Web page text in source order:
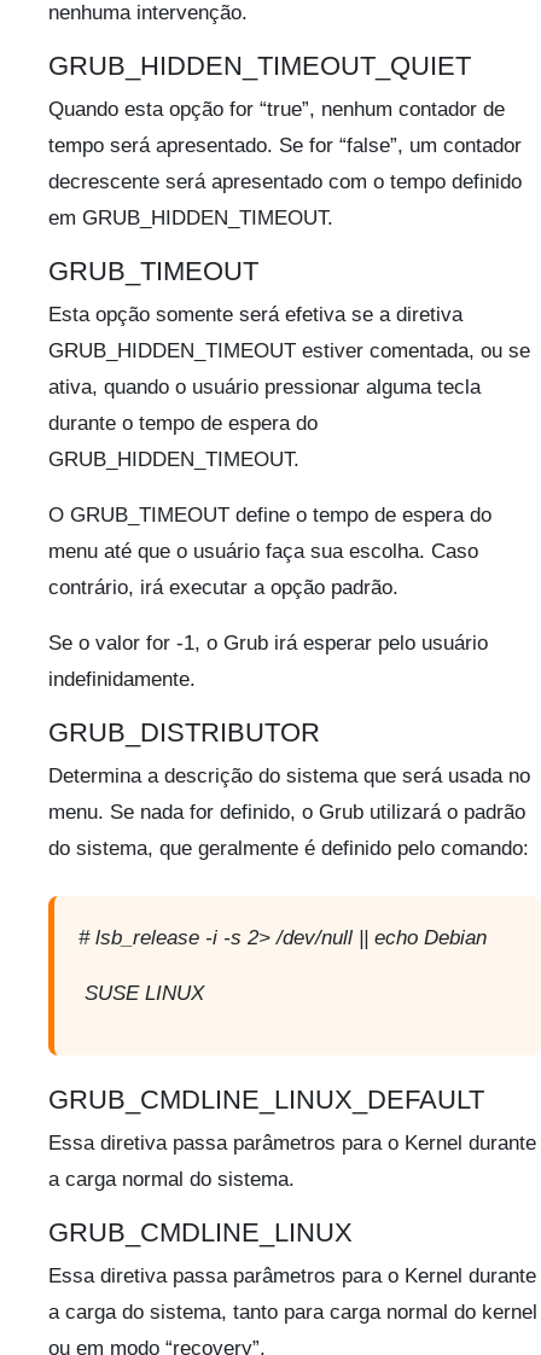
nenhuma intervenção.
GRUB_HIDDEN_TIMEOUT_QUIET
Quando esta opção for “true”, nenhum contador de
tempo será apresentado. Se for “false”, um contador
decrescente será apresentado com o tempo definido
em GRUB_HIDDEN_TIMEOUT.
GRUB_TIMEOUT
Esta opção somente será efetiva se a diretiva
GRUB_HIDDEN_TIMEOUT estiver comentada, ou se
ativa, quando o usuário pressionar alguma tecla
durante o tempo de espera do
GRUB_HIDDEN_TIMEOUT.
O GRUB_TIMEOUT define o tempo de espera do
menu até que o usuário faça sua escolha. Caso
contrário, irá executar a opção padrão.
Se o valor for -1, o Grub irá esperar pelo usuário
indefinidamente.
GRUB_DISTRIBUTOR
Determina a descrição do sistema que será usada no
menu. Se nada for definido, o Grub utilizará o padrão
do sistema, que geralmente é definido pelo comando:
# lsb_release -i -s 2> /dev/null || echo Debian
SUSE LINUX
GRUB_CMDLINE_LINUX_DEFAULT
Essa diretiva passa parâmetros para o Kernel durante
a carga normal do sistema.
GRUB_CMDLINE_LINUX
Essa diretiva passa parâmetros para o Kernel durante
a carga do sistema, tanto para carga normal do kernel
ou em modo “recovery”.